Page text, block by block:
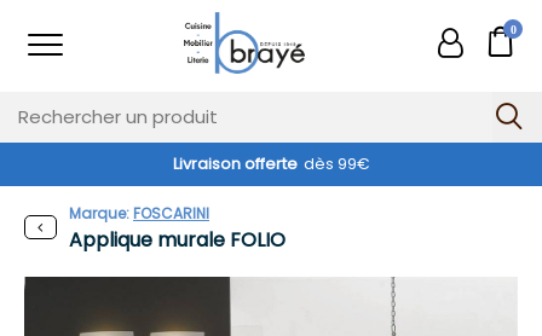
0
Livraison offerte dès 99€
Applique murale FOLIO
Marque:FOSCARINI